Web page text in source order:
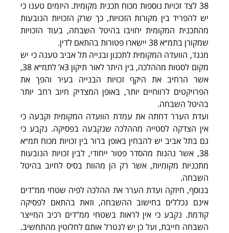
יש להפריד בין מקורות הזכויות, כך שרק הזכויות הנובעות
מהתכנית המקומית יחויבו בהיטל השבחה, בעוד הזכויות
שמקורן בתמ״א 38 יישארו פטורות בהתאם לדין.
מנגד, הוועדה המקומית לתכנון ובנייה תל אביב טענה כי יש
אשר הרחיב את היקף זכויות הבנייה בעיר והפך את
הפרויקטים לרווחיים יותר, באופן המצדיק חיוב רחב יותר
בהיטל השבחה.
גם בתל אביב יש להבחין באופן ברור בין זכויות מכוח תמ״א
38, אשר נהנות מהסדר פטור ייחודי, לבין זכויות הנובעות
מתכניות מקומיות, אשר רק הן מהוות בסיס לחיוב בהיטל
השבחה.
קודמת. נקבע כי אין לראות בשטחי ממ"דים רכיב המייצר